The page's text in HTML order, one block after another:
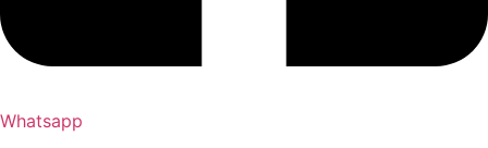
Whatsapp